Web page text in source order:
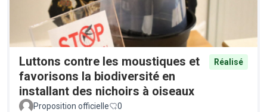
Luttons contre les moustiques et
favorisons la biodiversité en
installant des nichoirs à oiseaux
Réalisé
Proposition officielle 0